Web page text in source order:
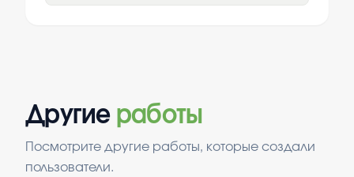
Другие работы
Посмотрите другие работы, которые создали
пользователи.